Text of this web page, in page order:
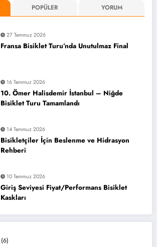
POPÜLER YORUM
27 Temmuz 2026
Fransa Bisiklet Turu’nda Unutulmaz Final
16 Temmuz 2026
10. Ömer Halisdemir İstanbul – Niğde
Bisiklet Turu Tamamlandı
14 Temmuz 2026
Bisikletçiler İçin Beslenme ve Hidrasyon
Rehberi
10 Temmuz 2026
Giriş Seviyesi Fiyat/Performans Bisiklet
Kaskları
(6)